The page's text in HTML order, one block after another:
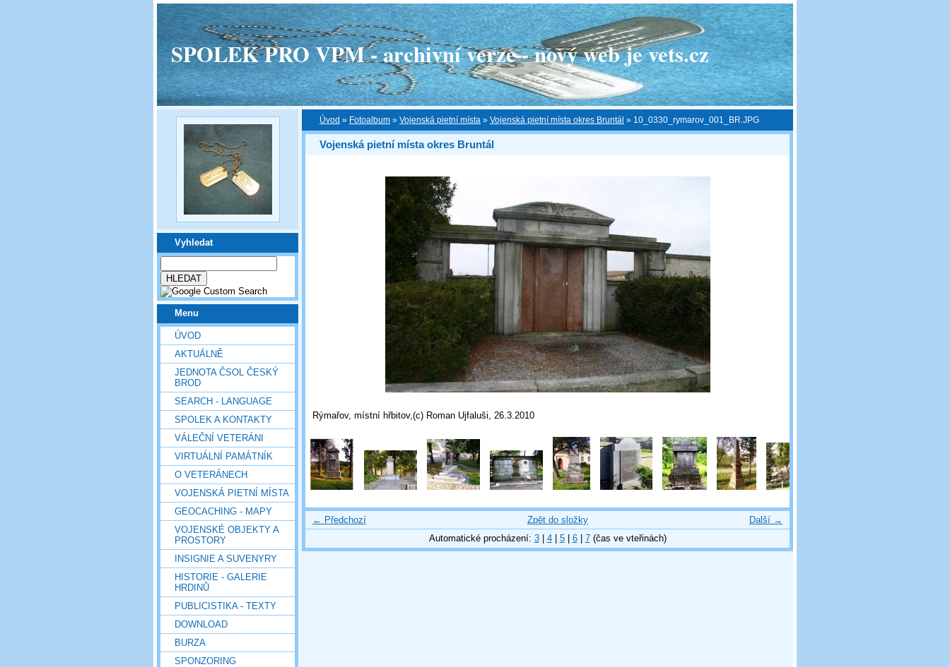
SPOLEK PRO VPM - archivní verze - nový web je vets.cz
Vyhledat
Menu
ÚVOD
AKTUÁLNĚ
JEDNOTA ČSOL ČESKÝ
BROD
SEARCH - LANGUAGE
SPOLEK A KONTAKTY
VÁLEČNÍ VETERÁNI
VIRTUÁLNÍ PAMÁTNÍK
O VETERÁNECH
VOJENSKÁ PIETNÍ MÍSTA
GEOCACHING - MAPY
VOJENSKÉ OBJEKTY A
PROSTORY
INSIGNIE A SUVENYRY
HISTORIE - GALERIE
HRDINŮ
PUBLICISTIKA - TEXTY
DOWNLOAD
BURZA
SPONZORING
Úvod » Fotoalbum » Vojenská pietní místa » Vojenská pietní místa okres Bruntál » 10_0330_rymarov_001_BR.JPG
Vojenská pietní místa okres Bruntál
Rýmařov, místní hřbitov,(c) Roman Ujfaluši, 26.3.2010
← Předchozí Další →
Zpět do složky
Automatické procházení: 3| 4| 5| 6| 7(čas ve vteřinách)